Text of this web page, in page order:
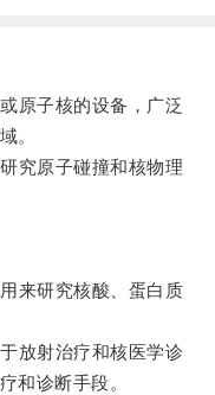
子核的设备，广泛
。
究原子碰撞和核物理
来研究核酸、蛋白质
放射治疗和核医学诊
和诊断手段。